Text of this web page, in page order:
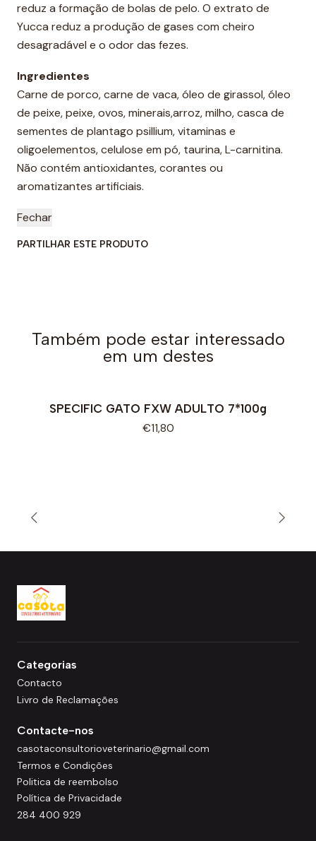
reduz a formação de bolas de pelo. O extrato de
Yucca reduz a produção de gases com cheiro
desagradável e o odor das fezes.
Ingredientes
Carne de porco, carne de vaca, óleo de girassol, óleo
de peixe, peixe, ovos, minerais,arroz, milho, casca de
sementes de plantago psillium, vitaminas e
oligoelementos, celulose em pó, taurina, L-carnitina.
Não contém antioxidantes, corantes ou
aromatizantes artificiais.
Fechar
PARTILHAR ESTE PRODUTO
Também pode estar interessado
em um destes
SPECIFIC GATO FXW ADULTO 7*100g
€11,80
Categorias
Contacto
Livro de Reclamações
Contacte-nos
casotaconsultorioveterinario@gmail.com
Termos e Condições
Politica de reembolso
Política de Privacidade
284 400 929